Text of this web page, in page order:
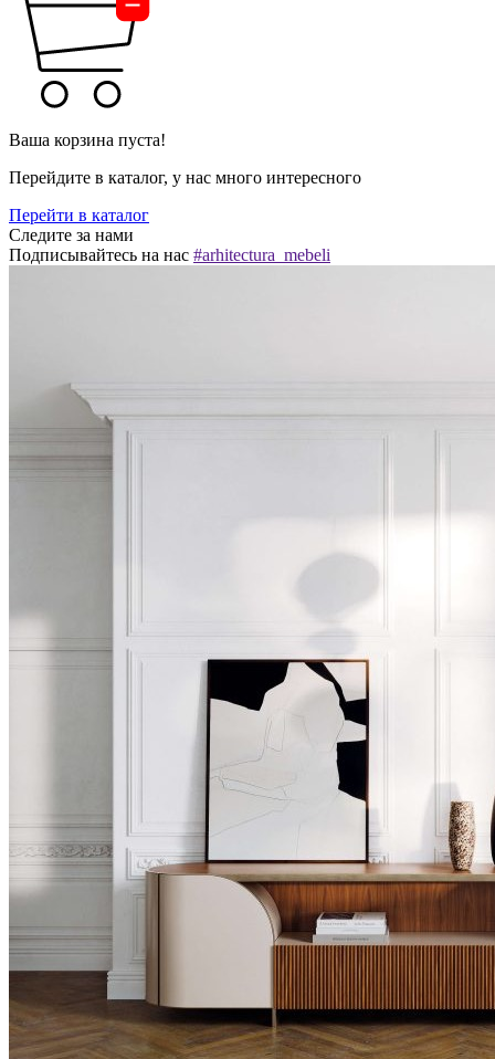
Ваша корзина пуста!
Перейдите в каталог, у нас много интересного
Перейти в каталог
Следите за нами
Подписывайтесь на нас #arhitectura_mebeli